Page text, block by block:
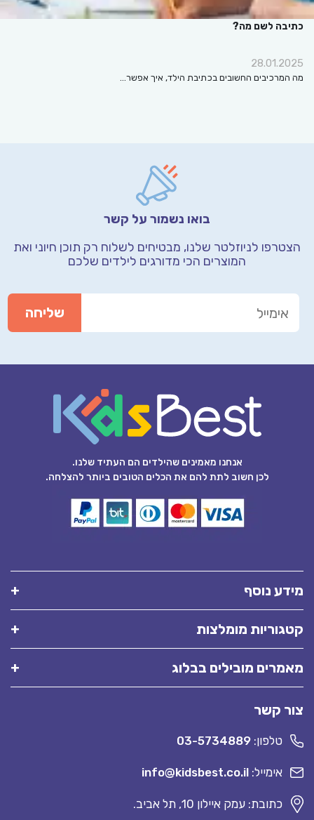
כתיבה לשם מה?
28.01.2025
מה המרכיבים החשובים בכתיבת הילד, איך אפשר…
בואו נשמור על קשר
הצטרפו לניוזלטר שלנו, מבטיחים לשלוח רק תוכן חיוני ואת
המוצרים הכי מדורגים לילדים שלכם
אנחנו מאמינים שהילדים הם העתיד שלנו.
לכן חשוב לתת להם את הכלים הטובים ביותר להצלחה.
מידע נוסף
קטגוריות מומלצות
מאמרים מובילים בבלוג
צור קשר
טלפון: 03-5734889
אימייל: info@kidsbest.co.il
כתובת: עמק איילון 10, תל אביב.